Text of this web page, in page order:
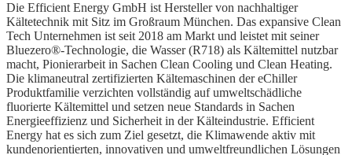
Die Efficient Energy GmbH ist Hersteller von nachhaltiger
Kältetechnik mit Sitz im Großraum München. Das expansive Clean
Tech Unternehmen ist seit 2018 am Markt und leistet mit seiner
Bluezero®-Technologie, die Wasser (R718) als Kältemittel nutzbar
macht, Pionierarbeit in Sachen Clean Cooling und Clean Heating.
Die klimaneutral zertifizierten Kältemaschinen der eChiller
Produktfamilie verzichten vollständig auf umweltschädliche
fluorierte Kältemittel und setzen neue Standards in Sachen
Energieeffizienz und Sicherheit in der Kälteindustrie. Efficient
Energy hat es sich zum Ziel gesetzt, die Klimawende aktiv mit
kundenorientierten, innovativen und umweltfreundlichen Lösungen